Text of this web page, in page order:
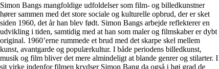
Simon Bangs mangfoldige udfoldelser som film- og billedkunstner
hører sammen med det store sociale og kulturelle opbrud, der er sket
siden 1960, det år han blev født. Simon Bangs arbejde reflekterer en
udvikling i tiden, samtidig med at han som maler og filmskaber er dybt
original. 1960’erne rummede et brud med det skarpe skel mellem
kunst, avantgarde og populærkultur. I både periodens billedkunst,
musik og film bliver det mere almindeligt at blande genrer og stilarter. I
sit virke indenfor filmen krydser Simon Bang da også i høj grad de